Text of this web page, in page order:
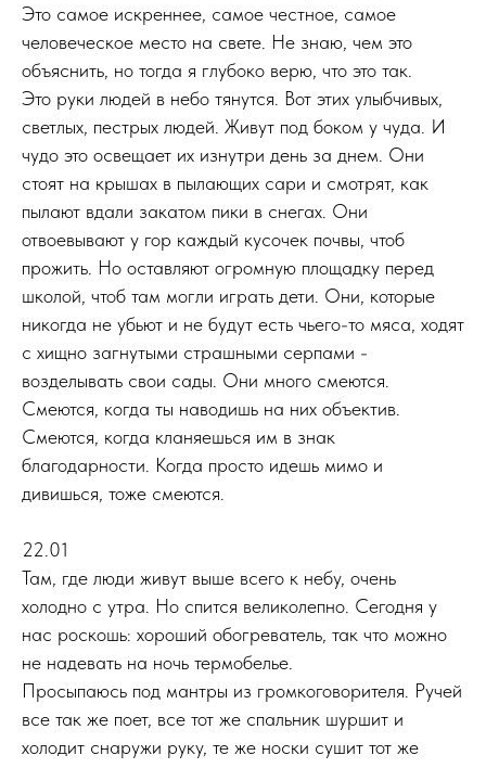
Это самое искреннее, самое честное, самое
человеческое место на свете. Не знаю, чем это
объяснить, но тогда я глубоко верю, что это так.
Это руки людей в небо тянутся. Вот этих улыбчивых,
светлых, пестрых людей. Живут под боком у чуда. И
чудо это освещает их изнутри день за днем. Они
стоят на крышах в пылающих сари и смотрят, как
пылают вдали закатом пики в снегах. Они
отвоевывают у гор каждый кусочек почвы, чтоб
прожить. Но оставляют огромную площадку перед
школой, чтоб там могли играть дети. Они, которые
никогда не убьют и не будут есть чьего-то мяса, ходят
с хищно загнутыми страшными серпами -
возделывать свои сады. Они много смеются.
Смеются, когда ты наводишь на них объектив.
Смеются, когда кланяешься им в знак
благодарности. Когда просто идешь мимо и
дивишься, тоже смеются.
22.01
Там, где люди живут выше всего к небу, очень
холодно с утра. Но спится великолепно. Сегодня у
нас роскошь: хороший обогреватель, так что можно
не надевать на ночь термобелье.
Просыпаюсь под мантры из громкоговорителя. Ручей
все так же поет, все тот же спальник шуршит и
холодит снаружи руку, те же носки сушит тот же